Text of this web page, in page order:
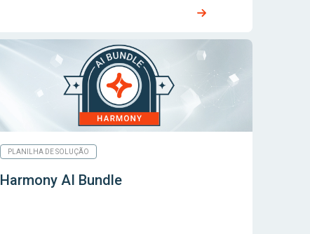
PLANILHA DE SOLUÇÃO
Harmony AI Bundle